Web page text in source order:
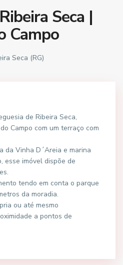
Seca |
Campo
Seca (RG)
de Ribeira Seca,
Campo com um terraço com
da Vinha D´Areia e marina
esse imóvel dispõe de
tendo em conta o parque
da moradia.
ou até mesmo
a pontos de